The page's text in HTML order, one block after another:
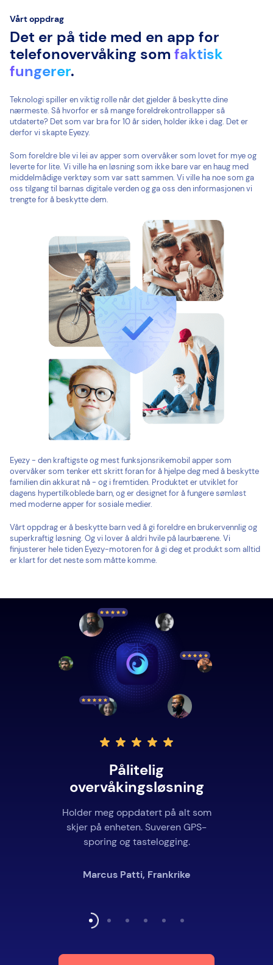
Vårt oppdrag
Det er på tide med en app for
telefonovervåking somfaktisk
fungerer.
Teknologi spiller en viktig rolle når det gjelder å beskytte dine
nærmeste. Så hvorfor er så mange foreldrekontrollapper så
utdaterte? Det som var bra for 10 år siden, holder ikke i dag. Det er
derfor vi skapte Eyezy.
Som foreldre ble vi lei av apper som overvåker som lovet for mye og
leverte for lite. Vi ville ha en løsning som ikke bare var en haug med
middelmådige verktøy som var satt sammen. Vi ville ha noe som ga
oss tilgang til barnas digitale verden og ga oss den informasjonen vi
trengte for å beskytte dem.
Eyezy - den kraftigste og mest funksjonsrikemobil apper som
overvåker som tenker ett skritt foran for å hjelpe deg med å beskytte
familien din akkurat nå - og i fremtiden. Produktet er utviklet for
dagens hypertilkoblede barn, og er designet for å fungere sømløst
med moderne apper for sosiale medier.
Vårt oppdrag er å beskytte barn ved å gi foreldre en brukervennlig og
superkraftig løsning. Og vi lover å aldri hvile på laurbærene. Vi
finjusterer hele tiden Eyezy-motoren for å gi deg et produkt som alltid
er klart for det neste som måtte komme.
Pålitelig
overvåkingsløsning
Holder meg oppdatert på alt som
skjer på enheten. Suveren GPS-
sporing og tastelogging.
Marcus Patti, Frankrike